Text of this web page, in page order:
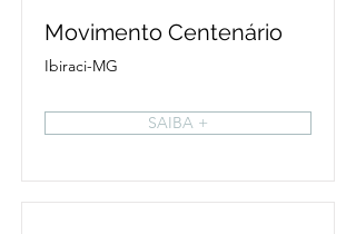
Movimento Centenário
Ibiraci-MG
SAIBA +